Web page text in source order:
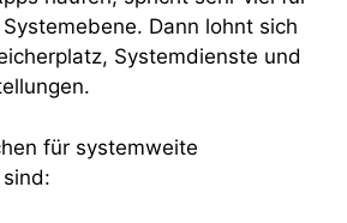
Dann lohnt sich
Systemdienste und
für systemweite